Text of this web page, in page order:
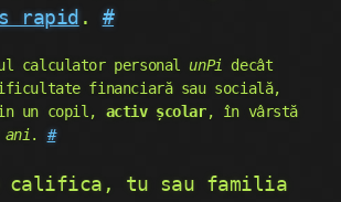
rapid . #
calculator personal unPi decât
financiară sau socială,
un copil, activ școlar, în vârstă
ani. #
califica, tu sau familia